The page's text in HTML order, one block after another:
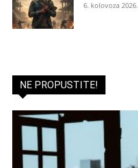
6. kolovoza 2026.
NE PROPUSTITE!